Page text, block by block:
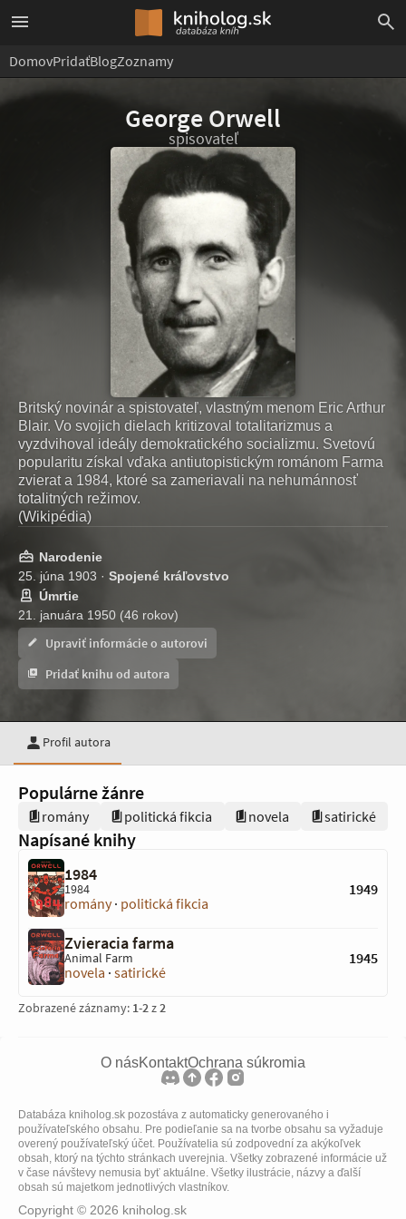
DomovPridaťBlogZoznamy
George Orwell
spisovateľ
Britský novinár a spistovateľ, vlastným menom Eric Arthur
Blair. Vo svojich dielach kritizoval totalitarizmus a
vyzdvihoval ideály demokratického socializmu. Svetovú
popularitu získal vďaka antiutopistickým románom Farma
zvierat a 1984, ktoré sa zameriavali na nehumánnosť
totalitných režimov.
(Wikipédia)
Narodenie
25. júna 1903 · Spojené kráľovstvo
Úmrtie
21. januára 1950 (46 rokov)
Upraviť informácie o autorovi
Pridať knihu od autora
Profil autora
Populárne žánre
romány politická fikcia novela satirické
Napísané knihy
1984
1984
romány· politická fikcia
1949
Zvieracia farma
Animal Farm
novela · satirické
1945
Zobrazené záznamy: 1-2 z2
O násKontaktOchrana súkromia
Databáza kniholog.sk pozostáva z automaticky generovaného i
používateľského obsahu. Pre podieľanie sa na tvorbe obsahu sa vyžaduje
overený používateľský účet. Používatelia sú zodpovední za akýkoľvek
obsah, ktorý na týchto stránkach uverejnia. Všetky zobrazené informácie už
v čase návštevy nemusia byť aktuálne. Všetky ilustrácie, názvy a ďalší
obsah sú majetkom jednotlivých vlastníkov.
Copyright © 2026 kniholog.sk